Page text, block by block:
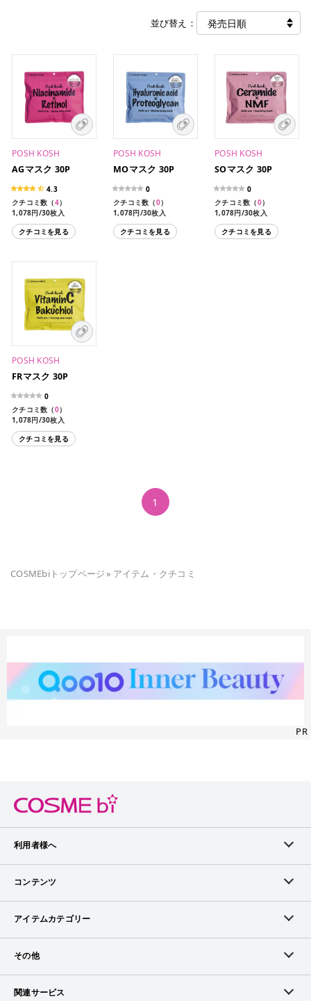
並び替え：
POSH KOSH
AGマスク 30P
4.3
クチコミ数（4）
1,078円/30枚入
クチコミを見る
POSH KOSH
MOマスク 30P
0
クチコミ数（0）
1,078円/30枚入
クチコミを見る
POSH KOSH
SOマスク 30P
0
クチコミ数（0）
1,078円/30枚入
クチコミを見る
POSH KOSH
FRマスク 30P
0
クチコミ数（0）
1,078円/30枚入
クチコミを見る
1
COSMEbiトップページ» アイテム・クチコミ
PR
利用者様へ
メンバーログイン
メンバー会員について
アイテム掲載リクエスト
コンテンツ
ランキング
ブランドから探す
アイテムカテゴリー
スキンケア
その他
お問い合わせ（ブランド様）
関連サービス